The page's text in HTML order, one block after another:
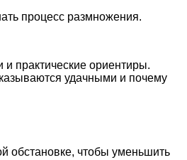
процесс размножения.
практические ориентиры.
удачными и почему
обстановке, чтобы уменьшить